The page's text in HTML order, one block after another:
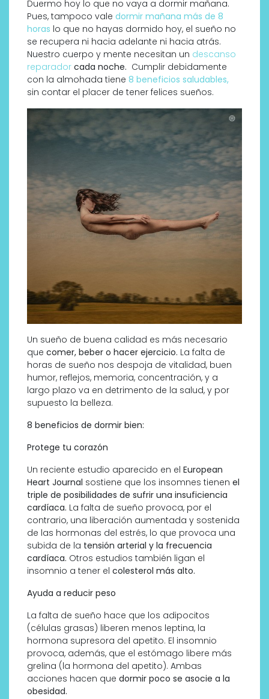
Duermo hoy lo que no vaya a dormir mañana.
Pues, tampoco vale dormir mañana más de 8
horas lo que no hayas dormido hoy, el sueño no
se recupera ni hacia adelante ni hacia atrás.
Nuestro cuerpo y mente necesitan un descanso
reparador cada noche. Cumplir debidamente
con la almohada tiene 8 beneficios saludables,
sin contar el placer de tener felices sueños.
Un sueño de buena calidad es más necesario
que comer, beber o hacer ejercicio. La falta de
horas de sueño nos despoja de vitalidad, buen
humor, reflejos, memoria, concentración, y a
largo plazo va en detrimento de la salud, y por
supuesto la belleza.
8 beneficios de dormir bien:
Protege tu corazón
Un reciente estudio aparecido en el European
Heart Journal sostiene que los insomnes tienen el
triple de posibilidades de sufrir una insuficiencia
cardíaca. La falta de sueño provoca, por el
contrario, una liberación aumentada y sostenida
de las hormonas del estrés, lo que provoca una
subida de la tensión arterial y la frecuencia
cardíaca. Otros estudios también ligan el
insomnio a tener el colesterol más alto.
Ayuda a reducir peso
La falta de sueño hace que los adipocitos
(células grasas) liberen menos leptina, la
hormona supresora del apetito. El insomnio
provoca, además, que el estómago libere más
grelina (la hormona del apetito). Ambas
acciones hacen que dormir poco se asocie a la
obesidad.